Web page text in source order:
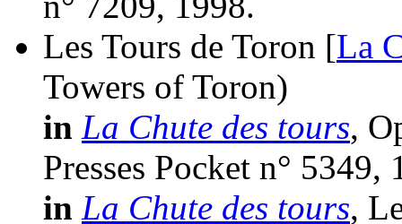
Les Tours de Toron [La
Towers of Toron)
in La Chute des tours,
Presses Pocket n° 5349,
in La Chute des tours,